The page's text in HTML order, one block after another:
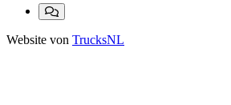
Website von TrucksNL